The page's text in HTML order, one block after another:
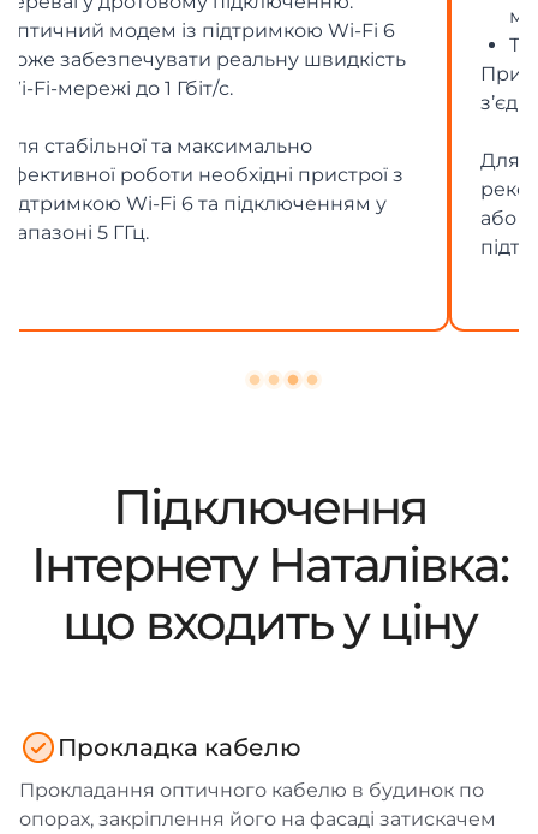
мережами.
Твердотільний накопичувач (SSD)
При використанні Wi-Fi швидкість
з’єднання може бути нижчою.
Для максимальної швидкості
рекомендується дротове підключення
або використання пристроїв із
підтримкою Wi-Fi 6 чи Wi-Fi 7.
Підключення
Інтернету Наталівка:
що входить у ціну
Прокладка кабелю
Прокладання оптичного кабелю в будинок по
опорах, закріплення його на фасаді затискачем